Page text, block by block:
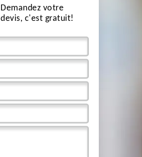
Demandez votre
devis, c'est gratuit!